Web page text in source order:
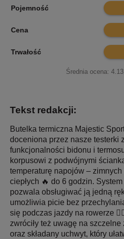
Pojemność 8.4
Cena 8.4
Trwałość 8.6
Średnia ocena: 4.13
Tekst redakcji:
Butelka termiczna Majestic
doceniona przez nasze testerki
funkcjonalności bidonu i
korpusowi z podwójnymi
temperaturę napojów –
ciepłych 🔥 do 6 godzin.
pozwala obsługiwać ją jedną
umożliwia picie bez
się podczas jazdy na rowerze
zwróciły też uwagę na
oraz składany uchwyt, który